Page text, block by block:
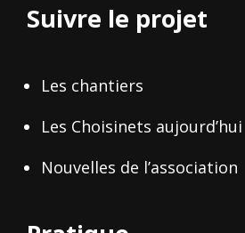
Suivre le projet
Les chantiers
Les Choisinets aujourd’hui
Nouvelles de l’association